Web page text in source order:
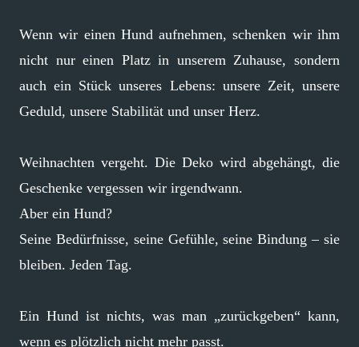
Wenn wir einen Hund aufnehmen, schenken wir ihm
nicht nur einen Platz in unserem Zuhause, sondern
auch ein Stück unseres Lebens: unsere Zeit, unsere
Geduld, unsere Stabilität und unser Herz.
Weihnachten vergeht. Die Deko wird abgehängt, die
Geschenke vergessen wir irgendwann.
Aber ein Hund?
Seine Bedürfnisse, seine Gefühle, seine Bindung – sie
bleiben. Jeden Tag.
Ein Hund ist nichts, was man „zurückgeben“ kann,
wenn es plötzlich nicht mehr passt.